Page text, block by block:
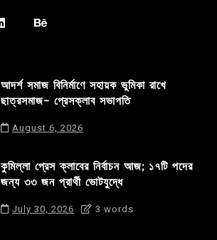
আদর্শ সমাজ বিনির্মাণে সহায়ক ভুমিকা রাখে
ছাত্রসমাজ- প্রেসক্লাব সভাপতি
August 6, 2026
কুমিল্লা প্রেস ক্লাবের নির্বাচন আজ; ১৭টি পদের
জন্য ৩৩ জন প্রার্থী ভোটযুদ্ধে
July 30, 2026 3 words